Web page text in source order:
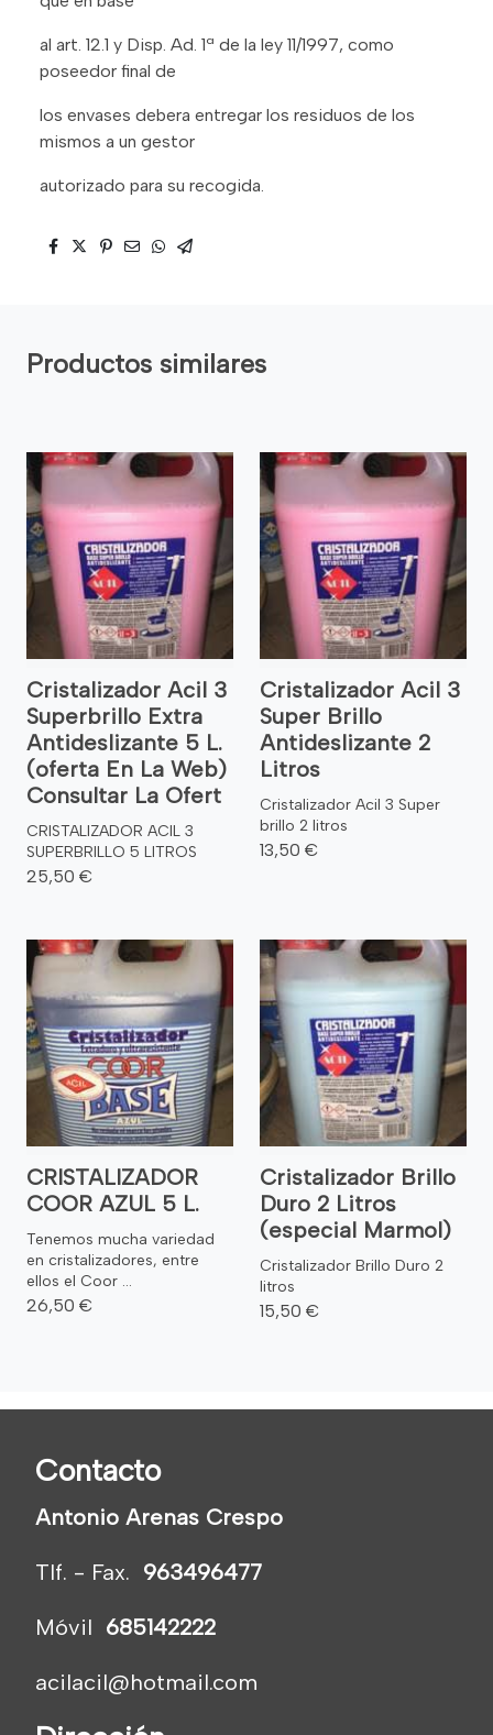
al art. 12.1 y Disp. Ad. 1ª de la ley 11/1997, como
poseedor final de
los envases debera entregar los residuos de los
mismos a un gestor
autorizado para su recogida.
Productos similares
Cristalizador Acil 3
Superbrillo Extra
Antideslizante 5 L.
(oferta En La Web)
Consultar La Ofert
CRISTALIZADOR ACIL 3
SUPERBRILLO 5 LITROS
25,50 €
Cristalizador Acil 3
Super Brillo
Antideslizante 2
Litros
Cristalizador Acil 3 Super
brillo 2 litros
13,50 €
CRISTALIZADOR
COOR AZUL 5 L.
Tenemos mucha variedad
en cristalizadores, entre
ellos el Coor ...
26,50 €
Cristalizador Brillo
Duro 2 Litros
(especial Marmol)
Cristalizador Brillo Duro 2
litros
15,50 €
Contacto
Antonio Arenas Crespo
Tlf. - Fax. 963496477
Móvil 685142222
acilacil@hotmail.com